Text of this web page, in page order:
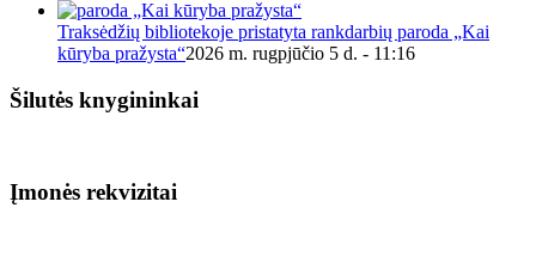
Traksėdžių bibliotekoje pristatyta rankdarbių paroda „Kai
kūryba pražysta“2026 m. rugpjūčio 5 d. - 11:16
Šilutės knygininkai
Įmonės rekvizitai